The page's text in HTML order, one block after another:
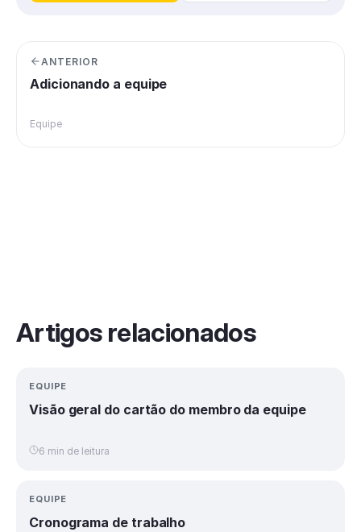
ANTERIOR
Adicionando a equipe
Equipe
Artigos relacionados
EQUIPE
Visão geral do cartão do membro da equipe
6 min de leitura
EQUIPE
Cronograma de trabalho